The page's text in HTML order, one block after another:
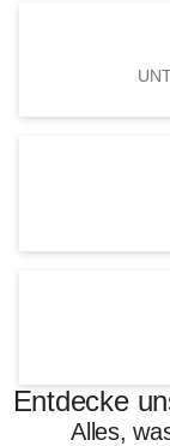
Entdecke
Alles,